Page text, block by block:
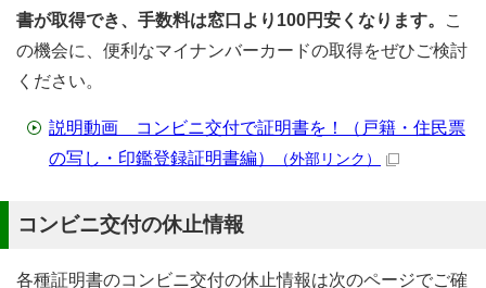
書が取得でき、手数料は窓口より100円安くなります。
こ
の機会に、便利なマイナンバーカードの取得をぜひご検討
ください。
説明動画 コンビニ交付で証明書を！（戸籍・住民票
の写し・印鑑登録証明書編）
（外部リンク）
コンビニ交付の休止情報
各種証明書のコンビニ交付の休止情報は次のページでご確